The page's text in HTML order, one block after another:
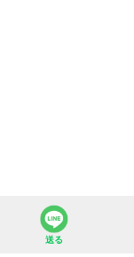
送る